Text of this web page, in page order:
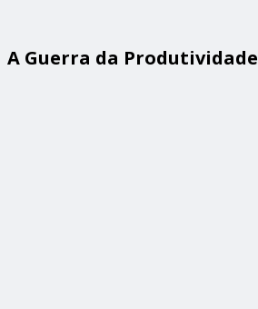
A Guerra da Produtividade